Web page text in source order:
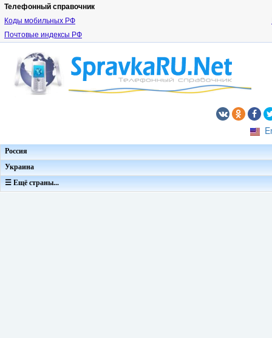
Телефонный справочник
Коды мобильных РФ
Почтовые индексы РФ
Россия
Украина
☰ Ещё страны...